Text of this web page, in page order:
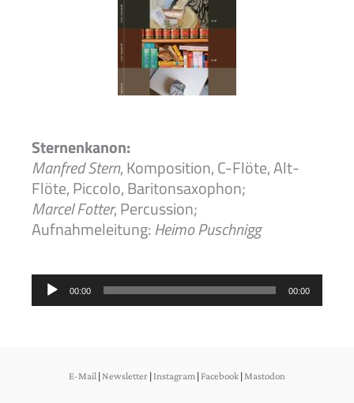
Sternenkanon:
Manfred Stern, Komposition, C-Flöte, Alt-
Flöte, Piccolo, Baritonsaxophon;
Marcel Fotter, Percussion;
Aufnahmeleitung:Heimo Puschnigg
Audio
Player
00:00 00:00
E-Mail |Newsletter |Instagram | Facebook |Mastodon